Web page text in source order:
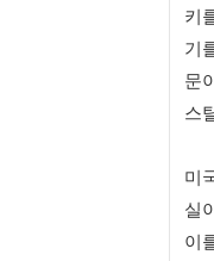
키
기
문
스
미
실
이